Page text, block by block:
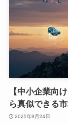
【中小企業向
ら真似できる
2025年9月24日